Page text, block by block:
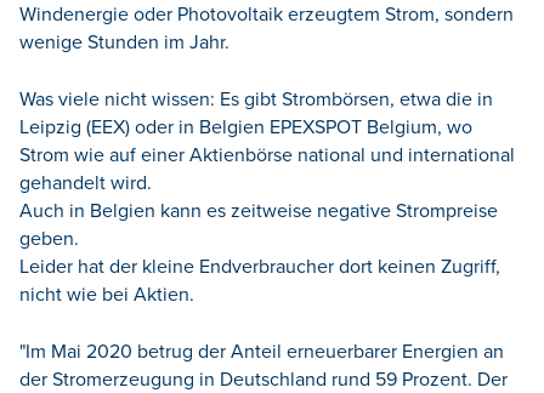
Windenergie oder Photovoltaik erzeugtem Strom, sondern
wenige Stunden im Jahr.
Was viele nicht wissen: Es gibt Strombörsen, etwa die in
Leipzig (EEX) oder in Belgien EPEXSPOT Belgium, wo
Strom wie auf einer Aktienbörse national und international
gehandelt wird.
Auch in Belgien kann es zeitweise negative Strompreise
geben.
Leider hat der kleine Endverbraucher dort keinen Zugriff,
nicht wie bei Aktien.
"Im Mai 2020 betrug der Anteil erneuerbarer Energien an
der Stromerzeugung in Deutschland rund 59 Prozent. Der